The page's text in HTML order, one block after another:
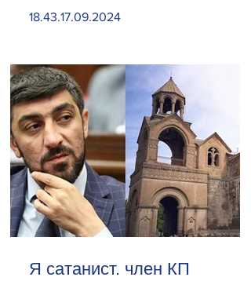
18.43.17.09.2024
Я сатанист. член КП